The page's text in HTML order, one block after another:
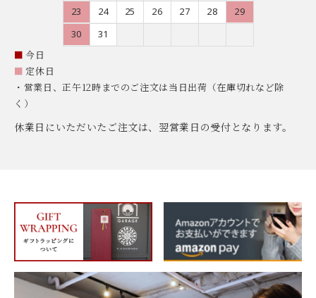
23
24 25 26 27 28
29
30
31
■ 今日
■ 定休日
・営業日、正午12時までのご注文は当日出荷（在庫切れなど除
く）
休業日にいただいたご注文は、翌営業日の受付となります。